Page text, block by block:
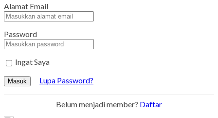
Alamat Email
Password
Ingat Saya
Masuk Lupa Password?
Belum menjadi member? Daftar